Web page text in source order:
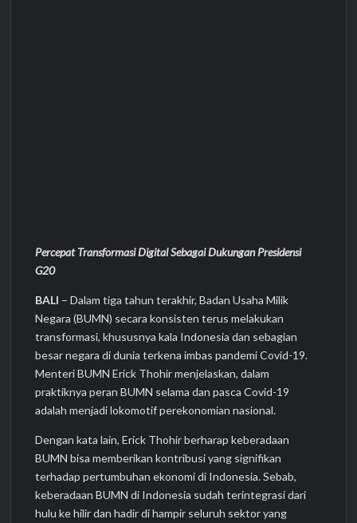
Percepat Transformasi Digital Sebagai Dukungan Presidensi
G20
BALI – Dalam tiga tahun terakhir, Badan Usaha Milik
Negara (BUMN) secara konsisten terus melakukan
transformasi, khususnya kala Indonesia dan sebagian
besar negara di dunia terkena imbas pandemi Covid-19.
Menteri BUMN Erick Thohir menjelaskan, dalam
praktiknya peran BUMN selama dan pasca Covid-19
adalah menjadi lokomotif perekonomian nasional.
Dengan kata lain, Erick Thohir berharap keberadaan
BUMN bisa memberikan kontribusi yang signifikan
terhadap pertumbuhan ekonomi di Indonesia. Sebab,
keberadaan BUMN di Indonesia sudah terintegrasi dari
hulu ke hilir dan hadir di hampir seluruh sektor yang